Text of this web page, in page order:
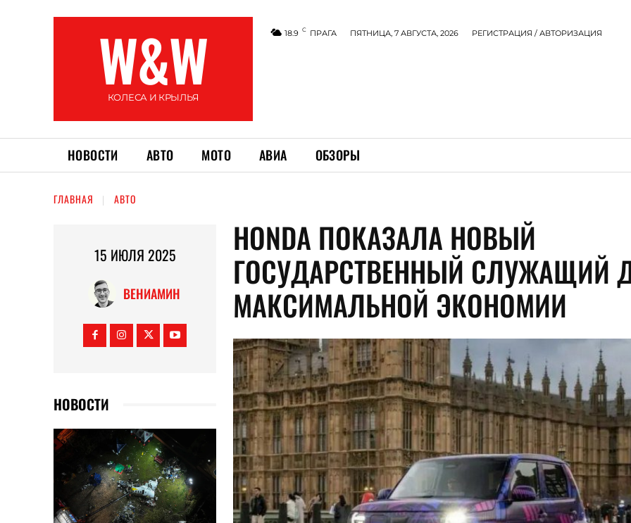
W&W
КОЛЕСА И КРЫЛЬЯ
18.9 C ПРАГА ПЯТНИЦА, 7 АВГУСТА, 2026 РЕГИСТРАЦИЯ / АВТОРИЗАЦИЯ
НОВОСТИ АВТО МОТО АВИА ОБЗОРЫ
ГЛАВНАЯ АВТО
15 ИЮЛЯ 2025
ВЕНИАМИН
НОВОСТИ
HONDA ПОКАЗАЛА НОВЫЙ
ГОСУДАРСТВЕННЫЙ СЛУЖАЩИЙ
МАКСИМАЛЬНОЙ ЭКОНОМИИ